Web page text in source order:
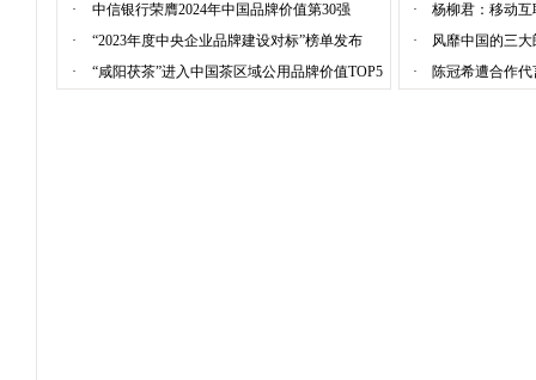
·
中信银行荣膺2024年中国品牌价值第30强
·
“2023年度中央企业品牌建设对标”榜单发布
·
“咸阳茯茶”进入中国茶区域公用品牌价值TOP5
·
杨柳君：移动
·
风靡中国的三
·
陈冠希遭合作